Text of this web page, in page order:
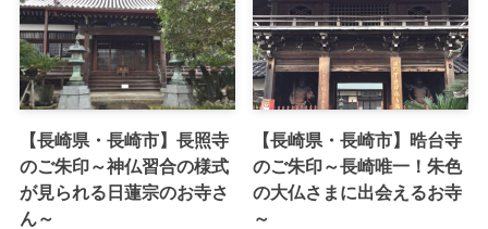
【長崎県・長崎市】長照寺
のご朱印～神仏習合の様式
が見られる日蓮宗のお寺さ
ん～
【長崎県・長崎市】晧台寺
のご朱印～長崎唯一！朱色
の大仏さまに出会えるお寺
～